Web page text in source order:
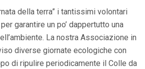
della terra” i tantissimi volontari
garantire un po’ dappertutto una
La nostra Associazione in
diverse giornate ecologiche con
di ripulire periodicamente il Colle da